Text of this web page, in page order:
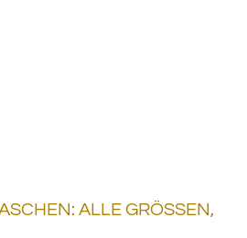
ALLE GRÖSSEN,